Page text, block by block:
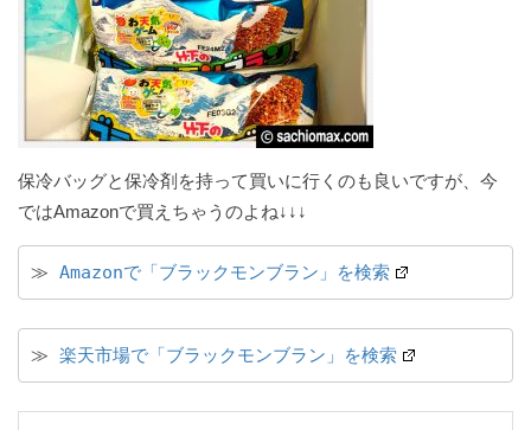
保冷バッグと保冷剤を持って買いに行くのも良いですが、今
ではAmazonで買えちゃうのよね↓↓↓
≫ Amazonで「ブラックモンブラン」を検索
≫ 楽天市場で「ブラックモンブラン」を検索